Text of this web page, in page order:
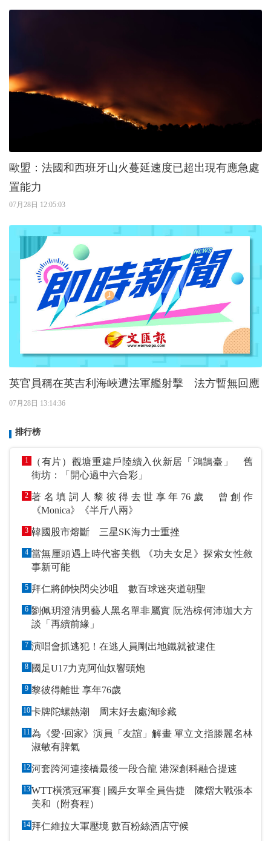
歐盟：法國和西班牙山火蔓延速度已超出現有應急處
置能力
07月28日 12:05:03
英官員稱在英吉利海峽遭法軍艦射擊 法方暫無回應
07月28日 13:14:36
排行榜
1
（有片）觀塘重建戶陸續入伙新居「鴻鵠臺」 舊
街坊：「開心過中六合彩」
2 著名填詞人黎彼得去世享年76歲 曾創作
《Monica》《半斤八兩》
3 韓國股市熔斷 三星SK海力士重挫
4 當無厘頭遇上時代審美觀 《功夫女足》探索女性敘
事新可能
5 拜仁將帥快閃尖沙咀 數百球迷夾道朝聖
6 劉佩玥澄清男藝人黑名單非屬實 阮浩棕何沛珈大方
談「再續前緣」
7 演唱會抓逃犯！在逃人員剛出地鐵就被逮住
8 國足U17力克阿仙奴響頭炮
9 黎彼得離世 享年76歲
10卡牌陀螺熱潮 周末好去處淘珍藏
11為《愛·回家》演員「友誼」解畫 單立文指滕麗名林
淑敏有脾氣
12 河套跨河連接橋最後一段合龍 港深創科融合提速
13WTT橫濱冠軍賽 | 國乒女單全員告捷 陳熠大戰張本
美和（附賽程）
14 拜仁維拉大軍壓境 數百粉絲酒店守候